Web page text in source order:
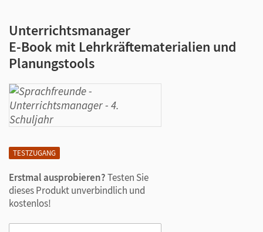
TESTZUGANG
Erstmal ausprobieren?Testen Sie
dieses Produkt unverbindlich und
kostenlos!
Unterrichtsmanager
E-Book mit Lehrkräftematerialien und
Planungstools